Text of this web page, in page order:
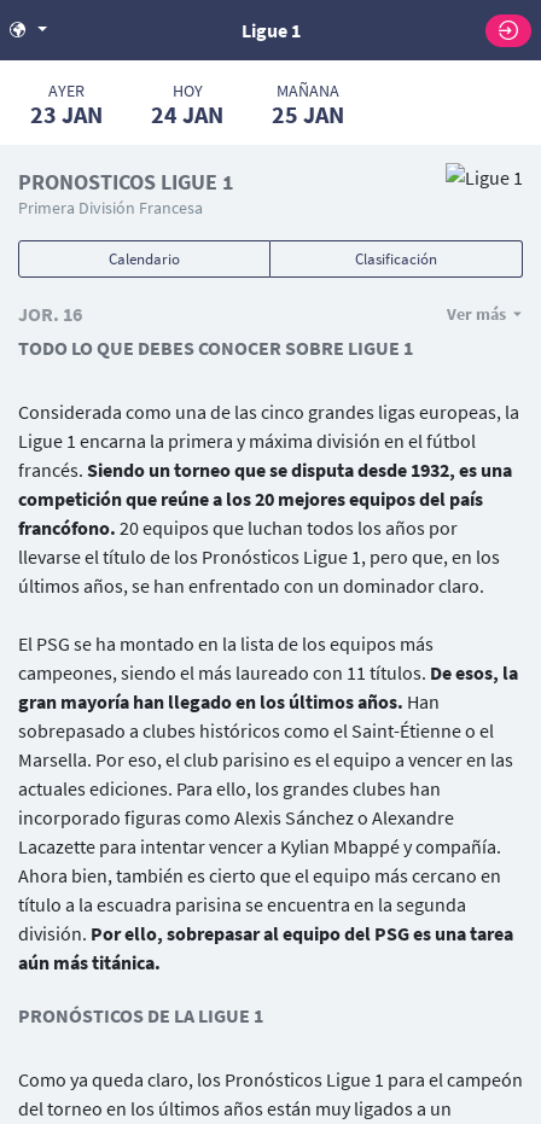
Ligue 1
AYER
23 JAN
HOY
24 JAN
MAÑANA
25 JAN
PRONOSTICOS LIGUE 1
Primera División Francesa
Calendario Clasificación
JOR. 16 Ver más
TODO LO QUE DEBES CONOCER SOBRE LIGUE 1
Considerada como una de las cinco grandes ligas europeas, la
Ligue 1 encarna la primera y máxima división en el fútbol
francés. Siendo un torneo que se disputa desde 1932, es una
competición que reúne a los 20 mejores equipos del país
francófono. 20 equipos que luchan todos los años por
llevarse el título de los Pronósticos Ligue 1, pero que, en los
últimos años, se han enfrentado con un dominador claro.
El PSG se ha montado en la lista de los equipos más
campeones, siendo el más laureado con 11 títulos. De esos, la
gran mayoría han llegado en los últimos años. Han
sobrepasado a clubes históricos como el Saint-Étienne o el
Marsella. Por eso, el club parisino es el equipo a vencer en las
actuales ediciones. Para ello, los grandes clubes han
incorporado figuras como Alexis Sánchez o Alexandre
Lacazette para intentar vencer a Kylian Mbappé y compañía.
Ahora bien, también es cierto que el equipo más cercano en
título a la escuadra parisina se encuentra en la segunda
división. Por ello, sobrepasar al equipo del PSG es una tarea
aún más titánica.
PRONÓSTICOS DE LA LIGUE 1
Como ya queda claro, los Pronósticos Ligue 1 para el campeón
del torneo en los últimos años están muy ligados a un